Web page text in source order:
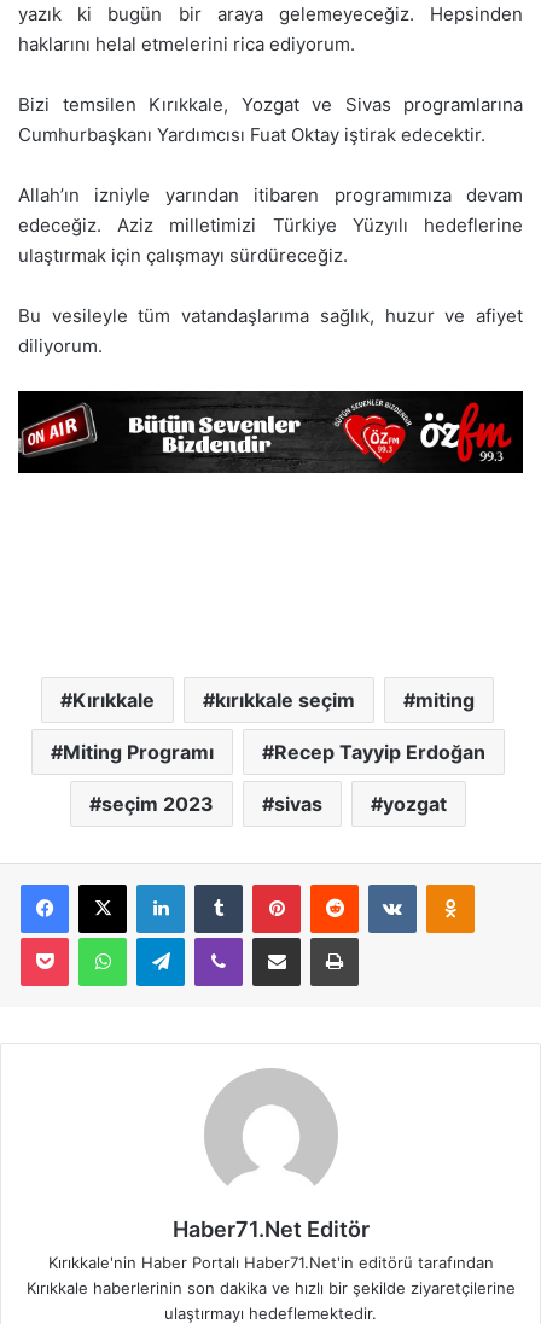
yazık ki bugün bir araya gelemeyeceğiz. Hepsinden
haklarını helal etmelerini rica ediyorum.
Bizi temsilen Kırıkkale, Yozgat ve Sivas programlarına
Cumhurbaşkanı Yardımcısı Fuat Oktay iştirak edecektir.
Allah’ın izniyle yarından itibaren programımıza devam
edeceğiz. Aziz milletimizi Türkiye Yüzyılı hedeflerine
ulaştırmak için çalışmayı sürdüreceğiz.
Bu vesileyle tüm vatandaşlarıma sağlık, huzur ve afiyet
diliyorum.
Kırıkkale kırıkkale seçim miting
Miting Programı Recep Tayyip Erdoğan
seçim 2023 sivas yozgat
Telegram
Haber71.Net Editör
Kırıkkale'nin Haber Portalı Haber71.Net'in editörü tarafından
Kırıkkale haberlerinin son dakika ve hızlı bir şekilde ziyaretçilerine
ulaştırmayı hedeflemektedir.